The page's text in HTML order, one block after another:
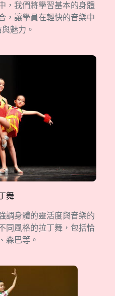
，我們將學習基本的身體
，讓學員在輕快的音樂中
魅力。
舞
調身體的靈活度與音樂的
同風格的拉丁舞，包括恰
森巴等。